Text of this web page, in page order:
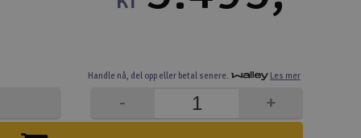
Handle nå, del opp eller betal senere. Les mer
+
-